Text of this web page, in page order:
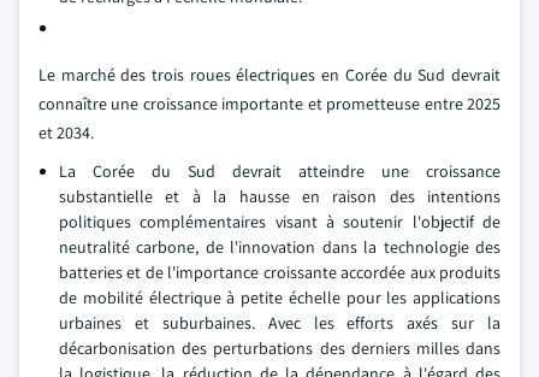
Le marché des trois roues électriques en Corée du Sud devrait
connaître une croissance importante et prometteuse entre 2025
et 2034.
La Corée du Sud devrait atteindre une croissance
substantielle et à la hausse en raison des intentions
politiques complémentaires visant à soutenir l'objectif de
neutralité carbone, de l'innovation dans la technologie des
batteries et de l'importance croissante accordée aux produits
de mobilité électrique à petite échelle pour les applications
urbaines et suburbaines. Avec les efforts axés sur la
décarbonisation des perturbations des derniers milles dans